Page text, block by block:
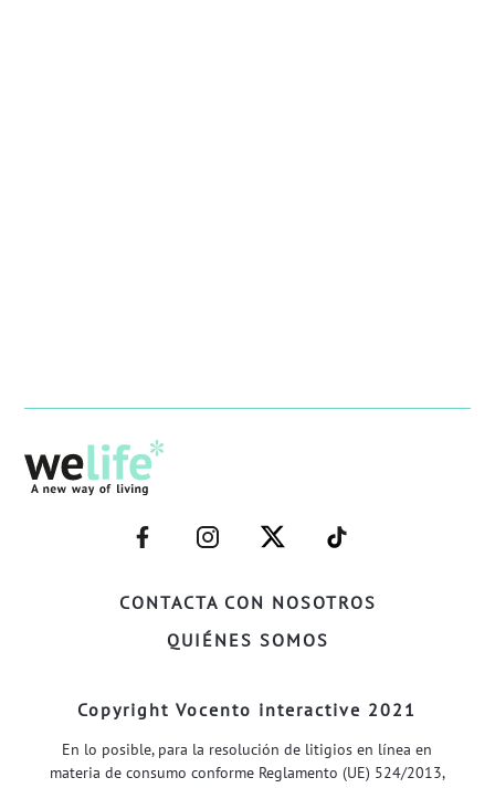
CONTACTA CON NOSOTROS
QUIÉNES SOMOS
–
FACEBOOK–
–
INSTAGRAM–
–
TWITTER–
–
WELIFE–
Copyright Vocento interactive 2021
En lo posible, para la resolución de litigios en línea en
materia de consumo conforme Reglamento (UE) 524/2013,